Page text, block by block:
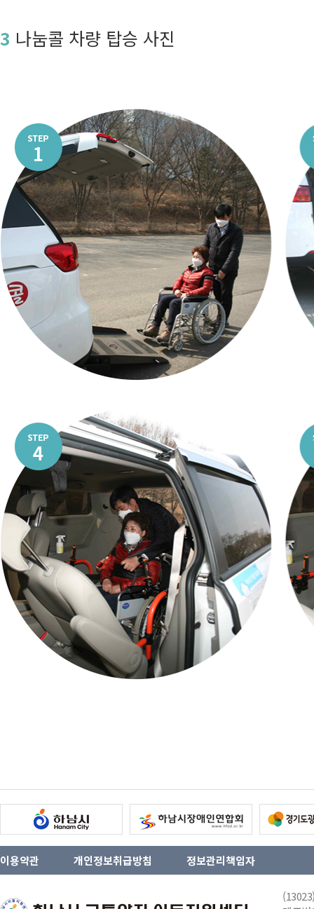
3 나눔콜 차량 탑승 사진
이용약관 개인정보취급방침 정보관리책임자